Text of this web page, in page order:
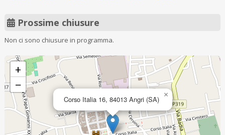
Prossime chiusure
Non ci sono chiusure in programma.
Corso Italia 16, 84013 Angri (SA) ×
+
−